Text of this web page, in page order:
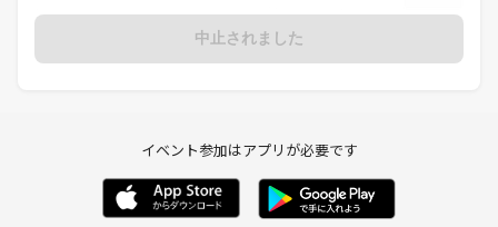
中止されました
イベント参加はアプリが必要です